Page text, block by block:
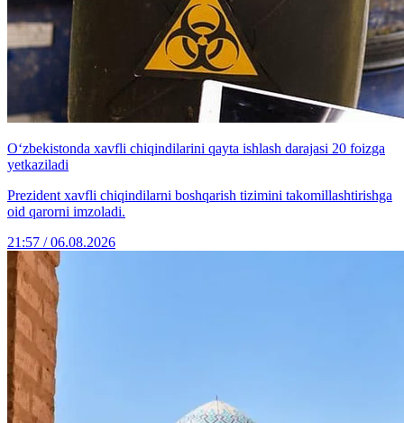
O‘zbekistonda xavfli chiqindilarini qayta ishlash darajasi 20 foizga
yetkaziladi
Prezident xavfli chiqindilarni boshqarish tizimini takomillashtirishga
oid qarorni imzoladi.
21:57 / 06.08.2026